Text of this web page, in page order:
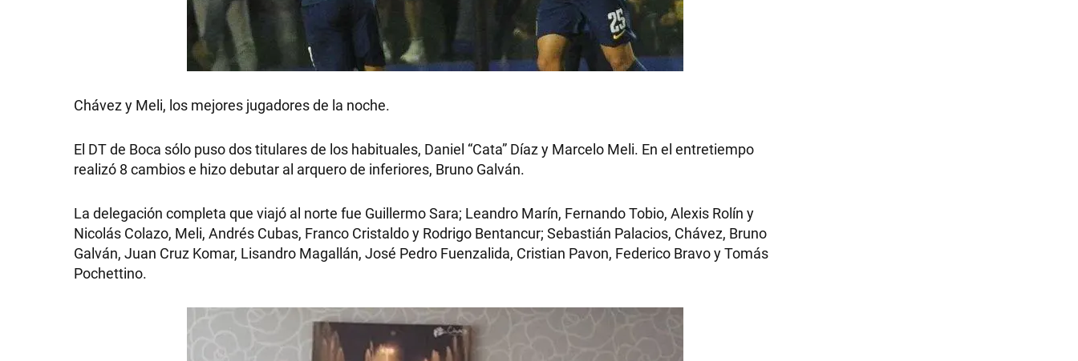
Chávez y Meli, los mejores jugadores de la noche.
El DT de Boca sólo puso dos titulares de los habituales, Daniel “Cata” Díaz y Marcelo Meli. En el entretiempo
realizó 8 cambios e hizo debutar al arquero de inferiores, Bruno Galván.
La delegación completa que viajó al norte fue Guillermo Sara; Leandro Marín, Fernando Tobio, Alexis Rolín y
Nicolás Colazo, Meli, Andrés Cubas, Franco Cristaldo y Rodrigo Bentancur; Sebastián Palacios, Chávez, Bruno
Galván, Juan Cruz Komar, Lisandro Magallán, José Pedro Fuenzalida, Cristian Pavon, Federico Bravo y Tomás
Pochettino.